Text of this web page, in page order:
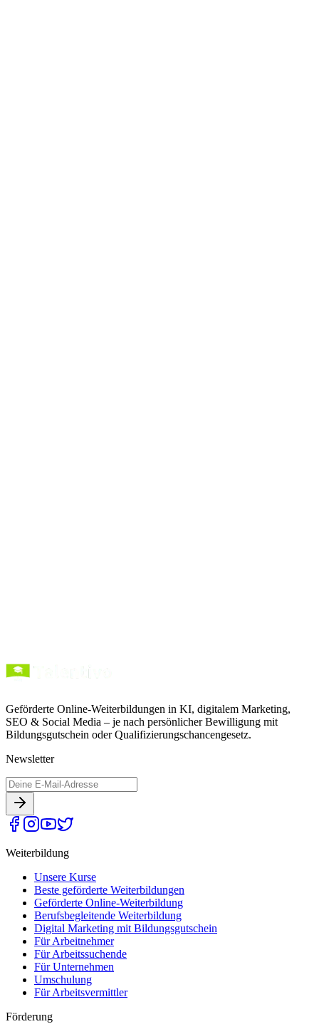
Geförderte Online-Weiterbildungen in KI, digitalem Marketing,
SEO & Social Media – je nach persönlicher Bewilligung mit
Bildungsgutschein oder Qualifizierungschancengesetz.
Newsletter
Weiterbildung
Unsere Kurse
Beste geförderte Weiterbildungen
Geförderte Online-Weiterbildung
Berufsbegleitende Weiterbildung
Digital Marketing mit Bildungsgutschein
Für Arbeitnehmer
Für Arbeitssuchende
Für Unternehmen
Umschulung
Für Arbeitsvermittler
Förderung